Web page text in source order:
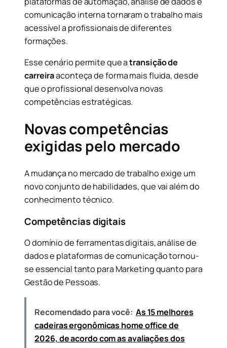
comunicação interna tornaram o trabalho mais
acessível a profissionais de diferentes
formações.
Esse cenário permite que atransição de
carreiraaconteça de forma mais fluida, desde
que o profissional desenvolva novas
competências estratégicas.
Novas competências
exigidas pelo mercado
A mudança no mercado de trabalho exige um
novo conjunto de habilidades, que vai além do
conhecimento técnico.
Competências digitais
O domínio de ferramentas digitais, análise de
dados e plataformas de comunicação tornou-
se essencial tanto para Marketing quanto para
Gestão de Pessoas.
Recomendado para você: As 15 melhores
cadeiras ergonômicas home office de
2026, de acordo com as avaliações dos